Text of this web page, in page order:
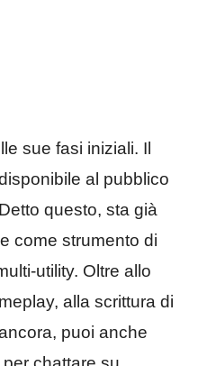
sue fasi iniziali. Il
al pubblico
questo, sta già
come strumento di
utility. Oltre allo
alla scrittura di
puoi anche